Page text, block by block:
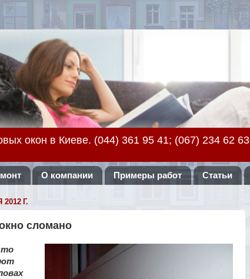
окон в Киеве. (044) 361 95 41; (067) 234 62 63
О компании Примеры работ Статьи
Г.
сломано